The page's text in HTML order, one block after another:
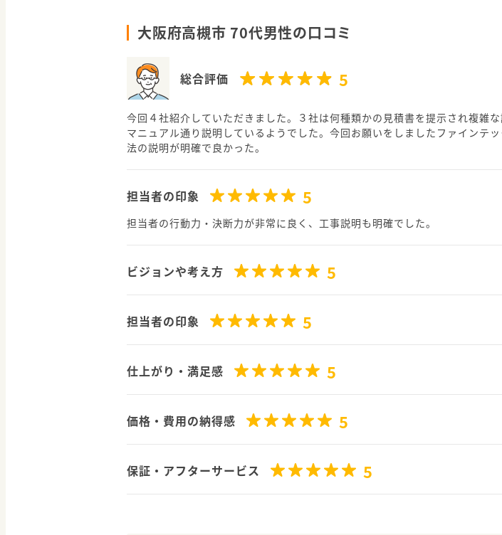
大阪府高槻市 70代男性の口コミ
総合評価 5
今回４社紹介していただきました。３社は何種類かの見積書を提示され複雑
マニュアル通り説明しているようでした。今回お願いをしましたファインテ
法の説明が明確で良かった。
担当者の印象 5
担当者の行動力・決断力が非常に良く、工事説明も明確でした。
ビジョンや考え方 5
担当者の印象 5
仕上がり・満足感 5
価格・費用の納得感 5
保証・アフターサービス 5